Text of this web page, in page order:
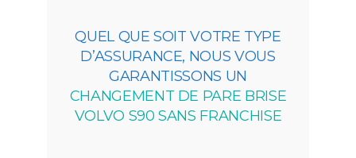
QUEL QUE SOIT VOTRE TYPE
D’ASSURANCE, NOUS VOUS
GARANTISSONS UN
CHANGEMENT DE PARE BRISE
VOLVO S90 SANS FRANCHISE